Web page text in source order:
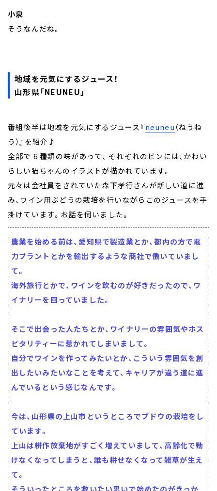
小泉
そうなんだね。
地域を元気にするジュース！
山形県「NEUNEU」
番組後半は地域を元気にするジュース『neuneu（ねうね
う）』を紹介♪
全部で 6 種類の味があって、 それぞれのビンには、かわい
らしい猫ちゃんのイラストが描かれています。
元々は会社員をされていた森下孝行さんが新しい道に進
み、ワイン用ぶどうの栽培を行いながらこのジュースを手
掛けています。お話を伺いました。
農業を始める前は、愛知県で製造業とか、都内の方で電
力プラントとかを輸出するような商社で働いていまし
て。
海外旅行とかで、ワインを飲むのが好きだったので、ワ
イナリーを回っていました。
そこで出会った人たちとか、ワイナリーの雰囲気やホス
ピタリティーに惹かれてしまいまして。
自分でワインを作ってみたいとか、こういう雰囲気を創
出したいみたいなことを考えて、キャリアが違う道に進
んでいるという感じなんです。
今は、山形県の上山市というところでブドウの栽培をし
ています。
上山は耕作放棄地がすごく増えていまして、高齢化で動
けなくなってしまうと、誰も耕せなくなって雑草が生え
て。
そういったところを救いたい思いで始めたのがきっか